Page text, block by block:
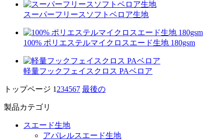
スーパーフリースソフトベロア生地
100% ポリエステルマイクロスエード生地 180gsm
軽量フックフェイスクロス PAベロア
トップページ 1 234567 最後の
製品カテゴリ
スエード生地
アパレルスエード生地